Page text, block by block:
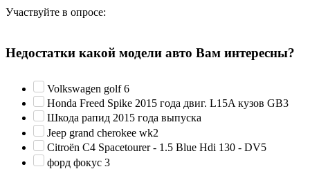
Участвуйте в опросе:
Недостатки какой модели авто Вам интересны?
Volkswagen golf 6
Honda Freed Spike 2015 года двиг. L15A кузов GB3
Шкода рапид 2015 года выпуска
Jeep grand cherokee wk2
Citroën C4 Spacetourer - 1.5 Blue Hdi 130 - DV5
форд фокус 3